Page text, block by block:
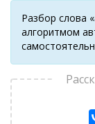
Разбор слова
алгоритмом